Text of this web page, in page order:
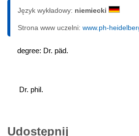
Język wykładowy: niemiecki
Strona www uczelni: www.ph-
degree: Dr. päd.
Dr. phil.
Udostępnij